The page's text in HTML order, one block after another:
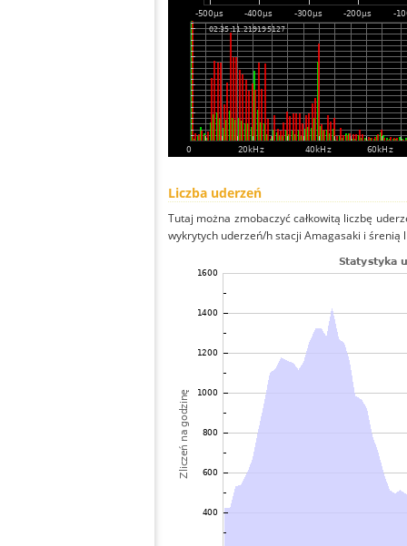
Liczba uderzeń
Tutaj można zmobaczyć całkowitą liczbę
wykrytych uderzeń/h stacji Amagasaki i śrenią